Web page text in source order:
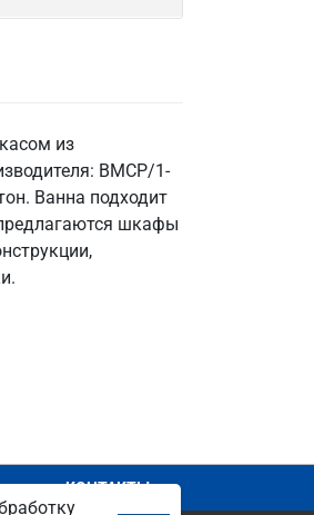
из
ВМСР/1-
Ванна подходит
шкафы
КОНТАКТЫ